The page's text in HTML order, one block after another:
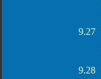
9.27
9.28